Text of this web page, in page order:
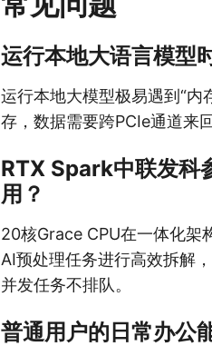
运行本地大语言模型
运行本地大模型极易遇到“内
存，数据需要跨PCIe通道来
RTX Spark中联发科
用？
20核Grace CPU在一体化架
AI预处理任务进行高效拆解
并发任务不排队。
普通用户的日常办公